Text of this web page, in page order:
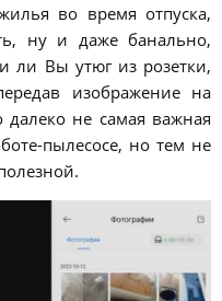
во время отпуска,
ну и даже банально,
ли Вы утюг из розетки,
изображение на
далеко не самая важная
пылесосе, но тем не